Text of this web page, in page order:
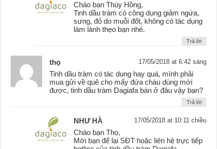
Chào bạn Thúy Hồng,
Tinh dầu tràm có công dụng giảm ngứa,
sưng, đỏ do muỗi đốt, không có tác dụng
làm lành thẹo bạn nhé.
Trả lời
thọ 17/05/2018 at 6:42 sáng
Tinh dầu tràm có tác dụng hay quá, mình phải
mua gửi về quê cho mấy đứa cháu dùng mới
được, tinh dầu tràm Dagiafa bán ở đâu vậy bạn?
Trả lời
NHƯ HÀ 17/05/2018 at 10:11 chiều
Chào bạn Thọ,
Mời bạn để lại SĐT hoặc liên hệ trực tiếp